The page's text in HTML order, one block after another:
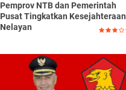
Pemprov NTB dan Pemerintah
Pusat Tingkatkan Kesejahteraan
Nelayan